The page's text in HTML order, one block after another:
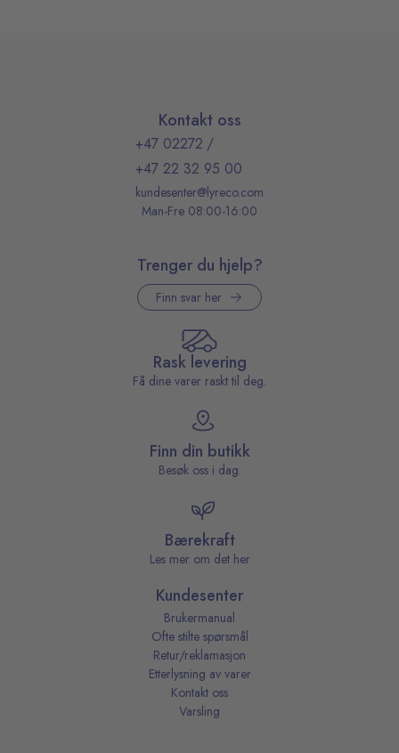
Kontakt oss
+47 02272 /
+47 22 32 95 00
kundesenter@lyreco.com
Man-Fre 08:00-16:00
Trenger du hjelp?
Finn svar her
Rask levering
Få dine varer raskt til deg.
Finn din butikk
Besøk oss i dag.
Bærekraft
Les mer om det her
Kundesenter
Brukermanual
Ofte stilte spørsmål
Retur/reklamasjon
Etterlysning av varer
Kontakt oss
Varsling